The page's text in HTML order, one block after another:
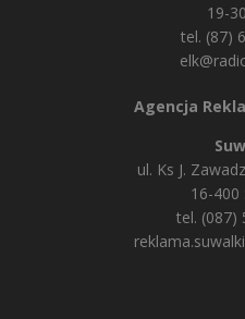
19-
tel. (87)
Agencja
ul. Ks J.
16-400
tel. (087)